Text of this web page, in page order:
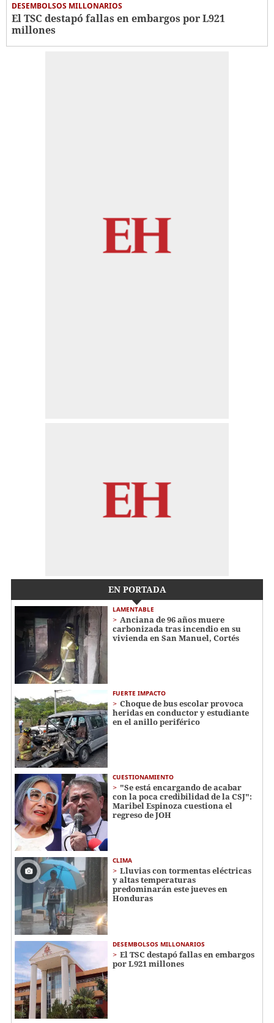
DESEMBOLSOS MILLONARIOS
El TSC destapó fallas en embargos por L921
millones
EN PORTADA
LAMENTABLE
Anciana de 96 años muere
carbonizada tras incendio en su
vivienda en San Manuel, Cortés
FUERTE IMPACTO
Choque de bus escolar provoca
heridas en conductor y estudiante
en el anillo periférico
CUESTIONAMIENTO
"Se está encargando de acabar
con la poca credibilidad de la CSJ":
Maribel Espinoza cuestiona el
regreso de JOH
CLIMA
Lluvias con tormentas eléctricas
y altas temperaturas
predominarán este jueves en
Honduras
DESEMBOLSOS MILLONARIOS
El TSC destapó fallas en embargos
por L921 millones